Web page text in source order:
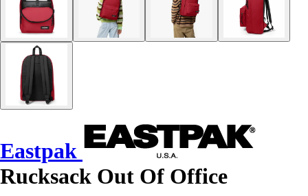
Eastpak
Rucksack Out Of Office